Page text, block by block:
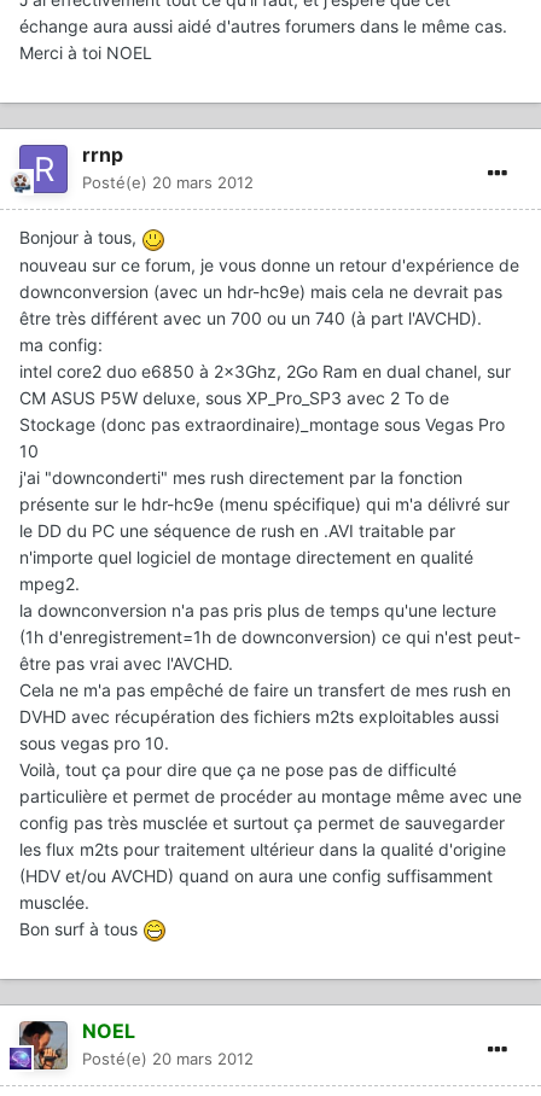
échange aura aussi aidé d'autres forumers dans le même cas.
Merci à toi NOEL
rrnp
Posté(e) 20 mars 2012
Bonjour à tous,
nouveau sur ce forum, je vous donne un retour d'expérience de
downconversion (avec un hdr-hc9e) mais cela ne devrait pas
être très différent avec un 700 ou un 740 (à part l'AVCHD).
ma config:
intel core2 duo e6850 à 2x3Ghz, 2Go Ram en dual chanel, sur
CM ASUS P5W deluxe, sous XP_Pro_SP3 avec 2 To de
Stockage (donc pas extraordinaire)_montage sous Vegas Pro
10
j'ai "downconderti" mes rush directement par la fonction
présente sur le hdr-hc9e (menu spécifique) qui m'a délivré sur
le DD du PC une séquence de rush en .AVI traitable par
n'importe quel logiciel de montage directement en qualité
mpeg2.
la downconversion n'a pas pris plus de temps qu'une lecture
(1h d'enregistrement=1h de downconversion) ce qui n'est peut-
être pas vrai avec l'AVCHD.
Cela ne m'a pas empêché de faire un transfert de mes rush en
DVHD avec récupération des fichiers m2ts exploitables aussi
sous vegas pro 10.
Voilà, tout ça pour dire que ça ne pose pas de difficulté
particulière et permet de procéder au montage même avec une
config pas très musclée et surtout ça permet de sauvegarder
les flux m2ts pour traitement ultérieur dans la qualité d'origine
(HDV et/ou AVCHD) quand on aura une config suffisamment
musclée.
Bon surf à tous
NOEL
Posté(e) 20 mars 2012